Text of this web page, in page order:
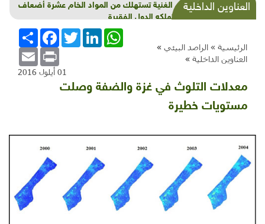
العناوين الداخليةالدول الغنية تستهلك من المواد الخام عشرة أضعاف
ما تستهلكه الدول الفقيرة
الرئيسية » الراصد البيئي »
العناوين الداخلية »
انشر
FacebookTwitterLinkedInWhatsApp
Email Print
01 أيلول 2016
معدلات التلوث في غزة والضفة وصلت
مستويات خطيرة